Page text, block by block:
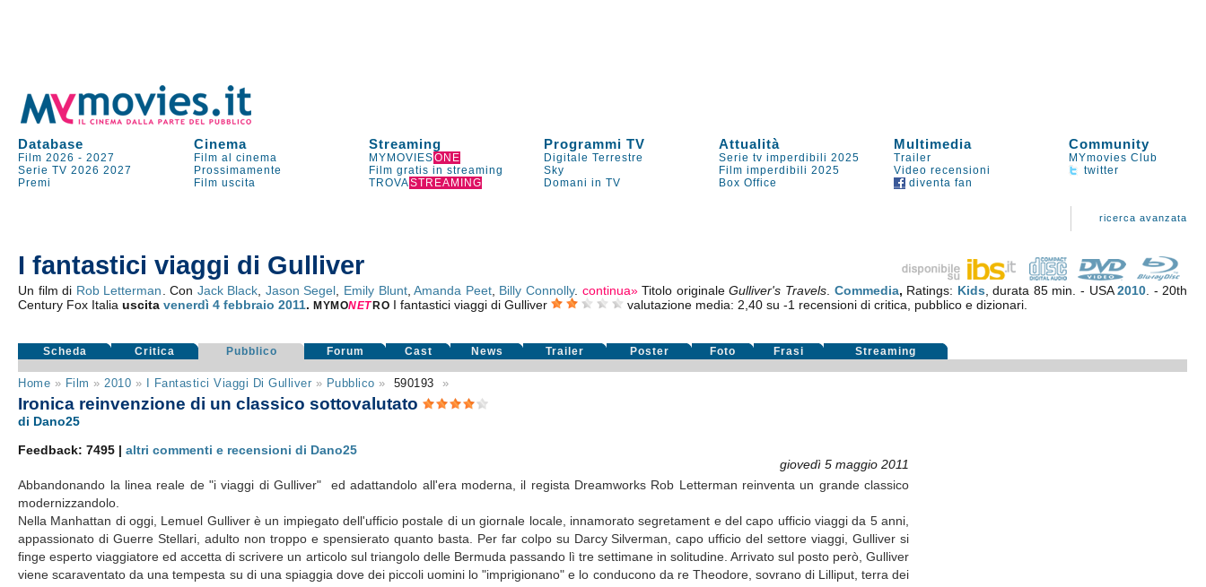
Database Cinema Streaming Programmi TV Attualità Multimedia Community
Film 2026 -2027 Film al cinema MYMOVIESONE Digitale Terrestre Serie tv imperdibili 2025 Trailer
MYmovies Club
Serie TV 2026 2027 Prossimamente Film gratis in streaming Sky Film imperdibili 2025 Video recensioni
twitter
Premi
Film uscita TROVASTREAMING Domani in TV Box Office diventa fan
ricerca avanzata
I fantastici viaggi di Gulliver
Un film di Rob Letterman . Con Jack Black Jason Segel Emily Blunt,Amanda Peet, Billy Connolly. continua» Titolo originaleGulliver's Travels. Commedia, Ratings: Kids , durata 85 min. - USA2010 . - 20th
Century Fox Italiauscitavenerdì 4 febbraio 2011.MYMONET RO I fantastici viaggi di Gulliver valutazione media: 2,40 su -1 recensioni di critica, pubblico e dizionari.
Scheda Critica Pubblico Forum Cast News Trailer Poster Foto Frasi Streaming
Home » Film » 2010 » I Fantastici Viaggi Di Gulliver » Pubblico » 590193 »
Ironica reinvenzione di un classico sottovalutato
di Dano25
Feedback: 7495 |altri commenti e recensioni di Dano25
giovedì 5 maggio 2011
Abbandonando la linea reale de "i viaggi di Gulliver" ed adattandolo all'era moderna, il regista Dreamworks Rob Letterman reinventa un grande classico
modernizzandolo.
Nella Manhattan di oggi, Lemuel Gulliver è un impiegato dell'ufficio postale di un giornale locale, innamorato segretament e del capo ufficio viaggi da 5 anni,
appassionato di Guerre Stellari, adulto non troppo e spensierato quanto basta. Per far colpo su Darcy Silverman, capo ufficio del settore viaggi, Gulliver si
finge esperto viaggiatore ed accetta di scrivere un articolo sul triangolo delle Bermuda passando lì tre settimane in solitudine. Arrivato sul posto però, Gulliver
viene scaraventato da una tempesta su di una spiaggia dove dei piccoli uomini lo "imprigionano" e lo conducono da re Theodore, sovrano di Lilliput, terra dei